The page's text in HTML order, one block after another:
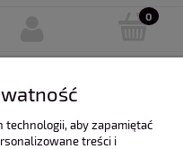
technologii, aby zapamiętać
treści i